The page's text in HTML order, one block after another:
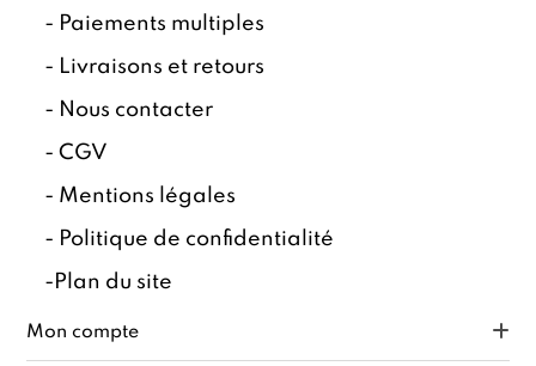
- Paiements multiples
- Livraisons et retours
- Nous contacter
-CGV
- Mentions légales
- Politique de confidentialité
- Plan du site
Mon compte